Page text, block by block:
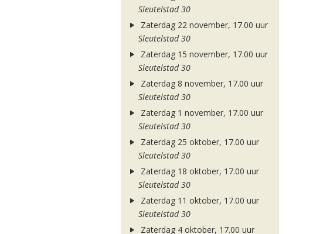
Sleutelstad 30
Zaterdag 22 november, 17.00 uur
Sleutelstad 30
Zaterdag 15 november, 17.00 uur
Sleutelstad 30
Zaterdag 8 november, 17.00 uur
Sleutelstad 30
Zaterdag 1 november, 17.00 uur
Sleutelstad 30
Zaterdag 25 oktober, 17.00 uur
Sleutelstad 30
Zaterdag 18 oktober, 17.00 uur
Sleutelstad 30
Zaterdag 11 oktober, 17.00 uur
Sleutelstad 30
Zaterdag 4 oktober, 17.00 uur